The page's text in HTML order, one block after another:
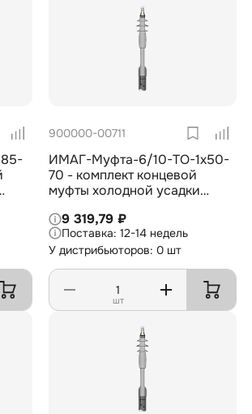
900000-00711
ИМАГ-Муфта-6/10-TO-1х50-
70 - комплект концевой
муфты холодной усадки
жил. кабеля с изоляцией из
СПЭ на 6/10 кВ, 1х50-70 мм2
9 319,79 ₽
12-14 недель
У дистрибьюторов: 0 шт
шт